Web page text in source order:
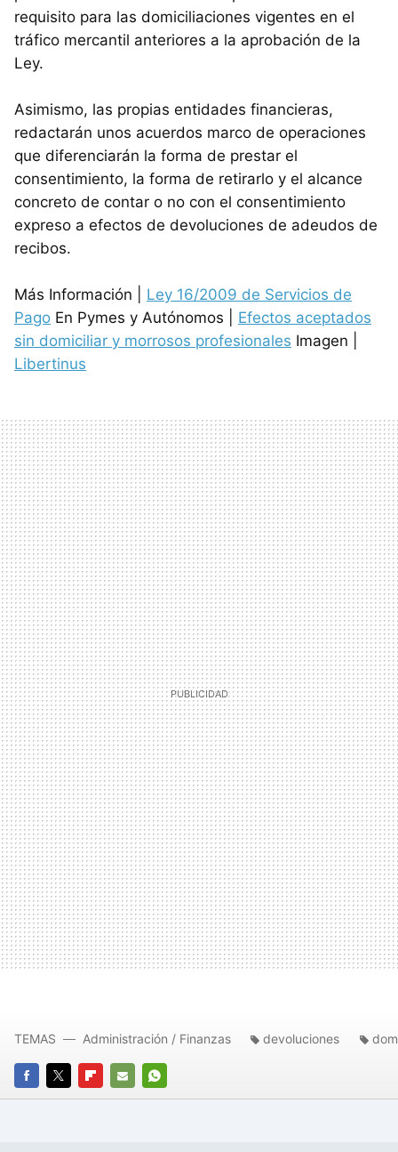
requisito para las domiciliaciones vigentes en el
tráfico mercantil anteriores a la aprobación de la
Ley.
Asimismo, las propias entidades financieras,
redactarán unos acuerdos marco de operaciones
que diferenciarán la forma de prestar el
consentimiento, la forma de retirarlo y el alcance
concreto de contar o no con el consentimiento
expreso a efectos de devoluciones de adeudos de
recibos.
Más Información | Ley 16/2009 de Servicios de
Pago En Pymes y Autónomos | Efectos aceptados
sin domiciliar y morrosos profesionales Imagen |
Libertinus
FACEBOOK
TWITTERFLIPBOARD
E-
WHATSAPP
TEMAS Administración / Finanzas devoluciones